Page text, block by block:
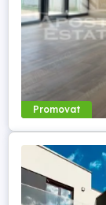
Promovat